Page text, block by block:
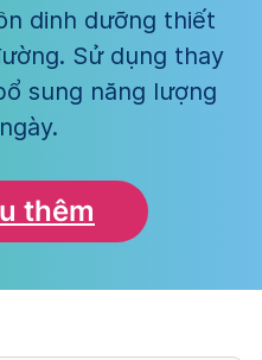
dinh dưỡng thiết
Sử dụng thay
sung năng lượng
thêm